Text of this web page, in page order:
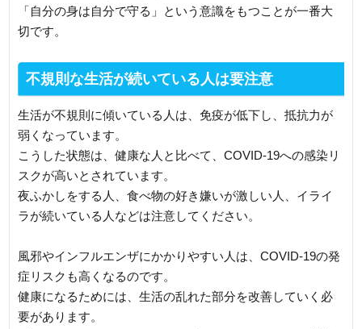
「自分の身は自分で守る」という意識をもつことが一番大
切です。
不規則な生活が続いている人は要注意
生活が不規則に傾いている人は、免疫が低下し、抵抗力が
弱くなっています。
こうした状態は、健康な人と比べて、COVID-19への感染リ
スクが高いとされています。
夜ふかしをする人、食べ物の好き嫌いが激しい人、イライ
ラが続いている人などは注意してください。
風邪やインフルエンザにかかりやすい人は、COVID-19の発
症リスクも高くなるのです。
健康になるためには、生活の乱れた部分を改善していく必
要があります。